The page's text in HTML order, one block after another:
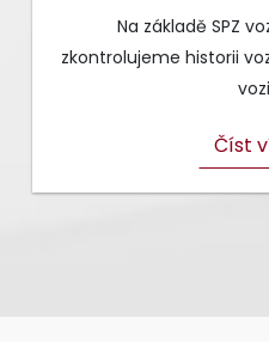
Na základě SPZ
zkontrolujeme historii
Číst